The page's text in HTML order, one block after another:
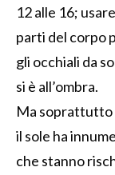
12 alle 16;
parti del corpo
gli occhiali da
si è all’ombra.
Ma soprattutto
il sole ha
che stanno